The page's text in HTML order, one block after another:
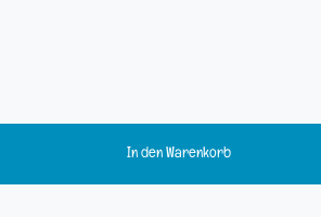
In den Warenkorb